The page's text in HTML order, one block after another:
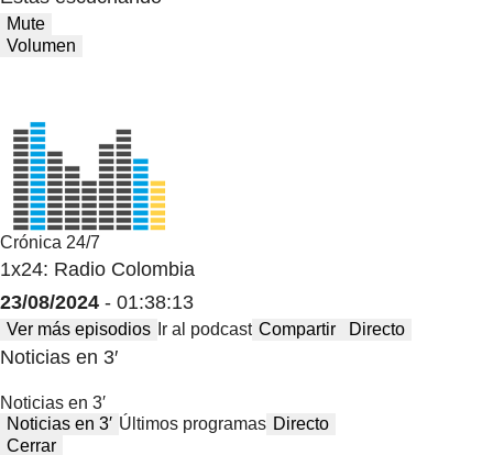
Mute
Volumen
Crónica 24/7
1x24: Radio Colombia
23/08/2024 - 01:38:13
Ver más episodios Ir al podcast Compartir Directo
Noticias en 3′
Noticias en 3′
Noticias en 3′ Últimos programas Directo
Cerrar